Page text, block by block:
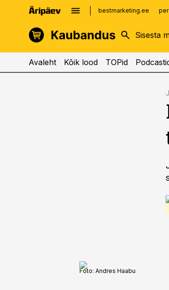
bestmarketing.ee
kinnisvarauudised.ee
logistikauudised.ee
Avaleht Kõik lood TOPid
Foto: Andres Haabu